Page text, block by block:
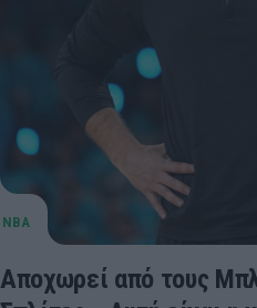
Αποχωρεί από τους